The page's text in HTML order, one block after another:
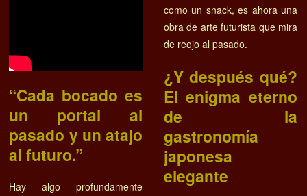
“Cada bocado es
un portal al
pasado y un atajo
al futuro.”
Hay algo profundamente
como un snack, es ahora una
obra de arte futurista que mira
de reojo al pasado.
¿Y después qué?
El enigma eterno
de la
gastronomía
japonesa
elegante